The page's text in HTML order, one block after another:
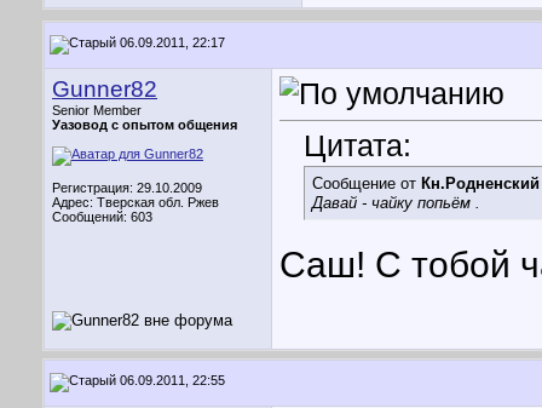
06.09.2011, 22:17
Gunner82
Senior Member
Уазовод с опытом общения
Регистрация: 29.10.2009
Адрес: Тверская обл. Ржев
Сообщений: 603
Цитата:
Сообщение от Кн.Родненский
Давай - чайку попьём .
Саш! С тобой
06.09.2011, 22:55